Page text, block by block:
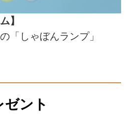
】
「しゃぼんランプ」
ゼント